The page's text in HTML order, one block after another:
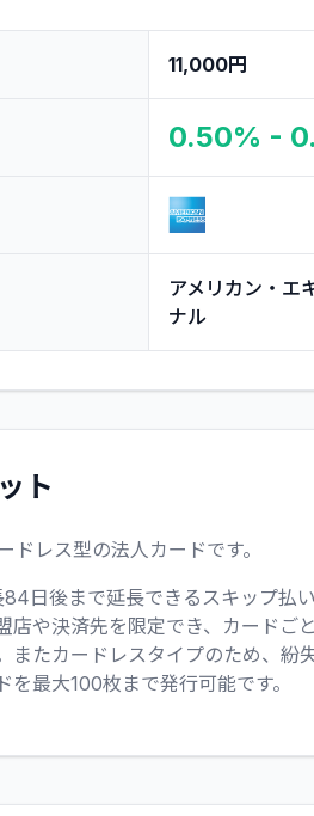
11,000円
0.50% -
アメリカン・エ
ナル
ト
レス型の法人カードです。
日後まで延長できるスキップ払
店や決済先を限定でき、カードご
またカードレスタイプのため、紛
最大100枚まで発行可能です。